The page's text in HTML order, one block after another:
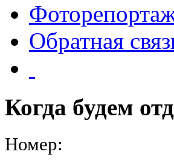
Обратная
Когда будем
Номер: